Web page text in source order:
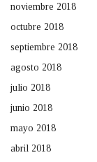
noviembre 2018
octubre 2018
septiembre 2018
agosto 2018
julio 2018
junio 2018
mayo 2018
abril 2018